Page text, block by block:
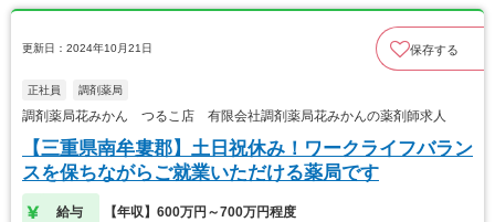
更新日：2024年10月21日 保存する
正社員 調剤薬局
調剤薬局花みかん つるこ店 有限会社調剤薬局花みかんの薬剤師求人
【三重県南牟婁郡】土日祝休み！ワークライフバラン
スを保ちながらご就業いただける薬局です
給与 【年収】600万円～700万円程度